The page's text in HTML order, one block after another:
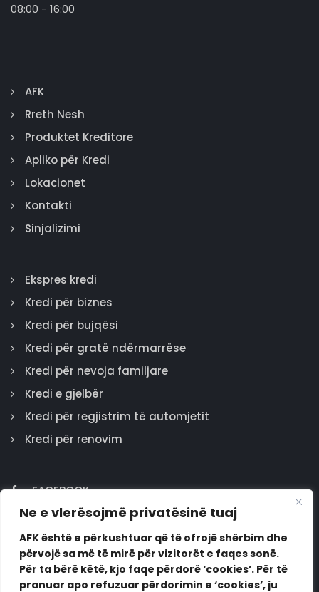
Ne e vlerësojmë privatësinë tuaj
AFK është e përkushtuar që të ofrojë shërbim dhe
përvojë sa më të mirë për vizitorët e faqes sonë.
Për ta bërë këtë, kjo faqe përdorë ‘cookies’. Për të
pranuar apo refuzuar përdorimin e ‘cookies’, ju
08:00 - 16:00
AFK
Rreth Nesh
Produktet Kreditore
Apliko për Kredi
Lokacionet
Kontakti
Sinjalizimi
Ekspres kredi
Kredi për biznes
Kredi për bujqësi
Kredi për gratë ndërmarrëse
Kredi për nevoja familjare
Kredi e gjelbër
Kredi për regjistrim të automjetit
Kredi për renovim
FACEBOOK
GOOGLE
INSTAGRAM
LINKEDIN